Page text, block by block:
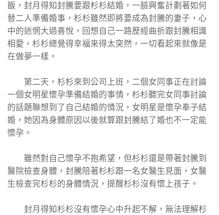
飯，封月得知封騰要跟杉杉結婚，一臉興奮計劃著如何
替二人準備婚事，杉杉雖然即將要成為封騰的妻子，心
中的迷惘大過喜悅，回想自己一路歷經曲折跟封騰相識
相愛，杉杉總覺得幸福來得太突然，一切看起來就像是
在做夢一樣。
第二天，杉杉來到公司上班，二個女同事正在討論
一個女明星懷孕準備結婚的事情，杉杉聽完女同事討論
的話題聯想到了自己結婚的情況，女明星是懷孕奉子結
婚，她因為身體原因以後就算跟封騰結了婚也不一定能
懷孕。
雖然對自己懷孕不抱希望，但杉杉還是帶著封騰到
醫院檢查身體，封騰陪著杉杉跟一名女醫生見面，女醫
生檢查完杉杉的身體情況，提醒杉杉沒有懷上孩子。
封月得知杉杉沒有懷孕心中升起不解，無法理解杉